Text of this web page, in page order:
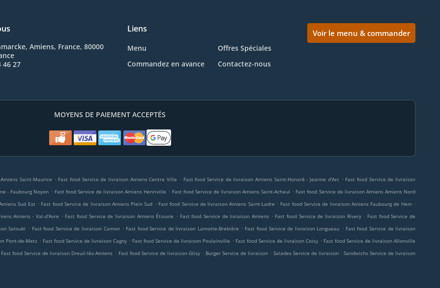
Amiens, France, 80000
46 27
Liens
Menu
Offres Spéciales
Commandez en avance
Contactez-nous
Voir le menu & commander
MOYENS DE PAIEMENT ACCEPTÉS
Saint-Maurice . Fast food Service de livraison Amiens Centre Ville . Fast food Service de livraison Amiens Saint-Honoré - Jeanne d'Arc . Fast food Service de livraison
- Faubourg Noyon . Fast food Service de livraison Amiens Henriville . Fast food Service de livraison Amiens Saint-Acheul . Fast food Service de livraison Amiens Amiens Nord
Sud Est . Fast food Service de livraison Amiens Plein Sud . Fast food Service de livraison Amiens Saint-Ladre . Fast food Service de livraison Amiens Faubourg de Hem .
Amiens - Val-d'Avre . Fast food Service de livraison Amiens Étouvie . Fast food Service de livraison Amiens . Fast food Service de livraison Rivery . Fast food Service de
Salouël . Fast food Service de livraison Camon . Fast food Service de livraison Lamotte-Brebière . Fast food Service de livraison Longueau . Fast food Service de livraison
Pont-de-Metz . Fast food Service de livraison Cagny . Fast food Service de livraison Poulainville . Fast food Service de livraison Coisy . Fast food Service de livraison Allonville
Fast food Service de livraison Dreuil-lès-Amiens . Fast food Service de livraison Glisy . Burger Service de livraison . Salades Service de livraison . Sandwichs Service de livraison